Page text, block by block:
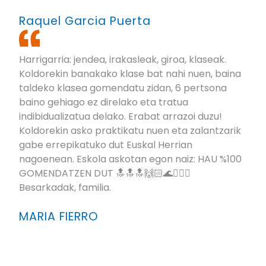
Raquel Garcia Puerta
Harrigarria: jendea, irakasleak, giroa, klaseak.
Koldorekin banakako klase bat nahi nuen, baina
taldeko klasea gomendatu zidan, 6 pertsona
baino gehiago ez direlako eta tratua
indibidualizatua delako. Erabat arrazoi duzu!
Koldorekin asko praktikatu nuen eta zalantzarik
gabe errepikatuko dut Euskal Herrian
nagoenean. Eskola askotan egon naiz: HAU %100
GOMENDATZEN DUT 🔝🔝🔝🙌🏻🌊🏄🏻‍♀️
Besarkadak, familia.
MARIA FIERRO